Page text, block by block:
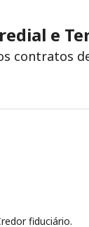
e
contratos
fiduciário.